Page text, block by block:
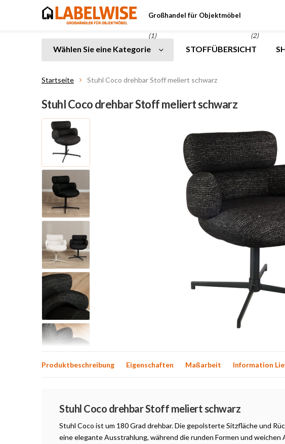
Großhandel für Objektmöbel
(1) (2)
Wählen Sie eine Kategorie STOFFÜBERSICHT
Startseite Stuhl Coco drehbar Stoff meliert schwarz
Stuhl Coco drehbar Stoff meliert schwarz
Produktbeschreibung Eigenschaften Maßarbeit Information
Stuhl Coco drehbar Stoff meliert schwarz
Stuhl Coco ist um 180 Grad drehbar. Die gepolsterte Sitzfläche und
eine elegante Ausstrahlung, während die runden Formen und weichen